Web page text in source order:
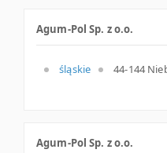
Agum-Pol Sp. z o.o.
śląskie
Agum-Pol Sp. z o.o.